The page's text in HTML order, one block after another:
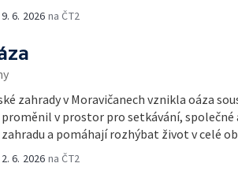
9. 6. 2026 na ČT2
zahrady v Moravičanech vznikla oáza
v prostor pro setkávání, společné
a pomáhají rozhýbat život v celé
2. 6. 2026 na ČT2